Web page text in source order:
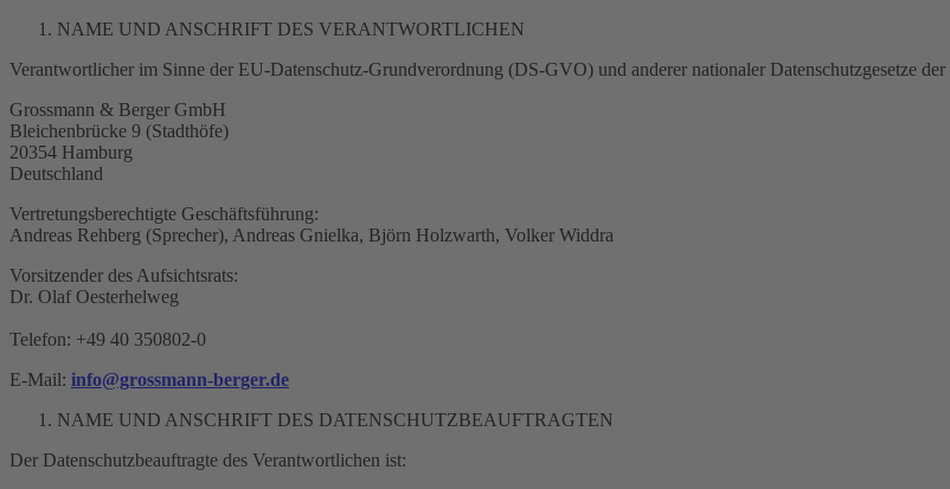
NAME UND ANSCHRIFT DES VERANTWORTLICHEN
Verantwortlicher im Sinne der EU-Datenschutz-Grundverordnung (DS-GVO) und anderer nationaler Datenschutzgesetze
Grossmann & Berger GmbH
Bleichenbrücke 9 (Stadthöfe)
20354 Hamburg
Deutschland
Vertretungsberechtigte Geschäftsführung:
Andreas Rehberg (Sprecher), Andreas Gnielka, Björn Holzwarth, Volker Widdra
Vorsitzender des Aufsichtsrats:
Dr. Olaf Oesterhelweg
Telefon: +49 40 350802-0
E-Mail: info@grossmann-berger.de
NAME UND ANSCHRIFT DES DATENSCHUTZBEAUFTRAGTEN
Der Datenschutzbeauftragte des Verantwortlichen ist: